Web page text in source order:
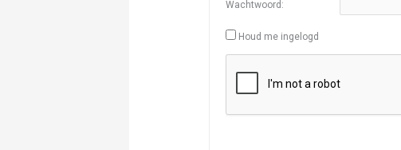
Wachtwoord:
Houd me ingelogd